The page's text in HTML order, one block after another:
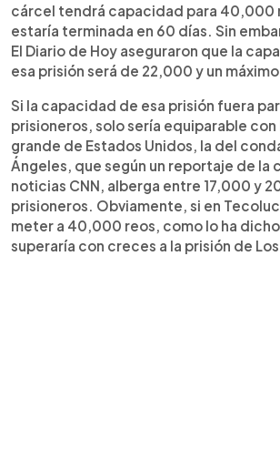
cárcel tendrá capacidad para 40,000
estaría terminada en 60 días. Sin
El Diario de Hoy aseguraron que la
esa prisión será de 22,000 y un
Si la capacidad de esa prisión fuera
prisioneros, solo sería equiparable con
grande de Estados Unidos, la del
Ángeles, que según un reportaje de la
noticias CNN, alberga entre 17,000 y
prisioneros. Obviamente, si en
meter a 40,000 reos, como lo ha
superaría con creces a la prisión de Los